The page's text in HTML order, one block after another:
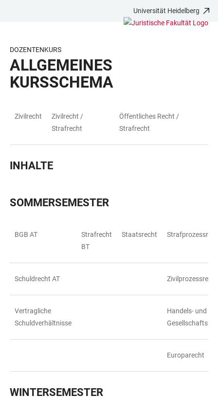
BARRIEREFREIHEIT
Universität Heidelberg
DOZENTENKURS
ALLGEMEINES
KURSSCHEMA
Zivilrecht
Zivilrecht /
Strafrecht
Öffentliches Recht /
Strafrecht
INHALTE
SOMMERSEMESTER
BGB AT
Strafrecht
BT
Staatsrecht
Schuldrecht AT Zivilprozessrecht
Vertragliche
Schuldverhältnisse
Handels- und
Europarecht
WINTERSEMESTER